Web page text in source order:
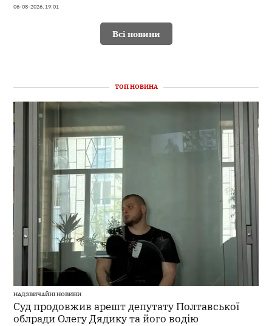
06-08-2026, 19:01
Всі новини
ТОП НОВИНА
НАДЗВИЧАЙНІ НОВИНИ
Суд продовжив арешт депутату Полтавської
облради Олегу Дядику та його водію